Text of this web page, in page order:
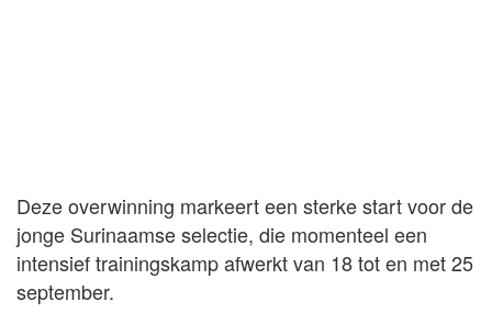
Deze overwinning markeert een sterke start voor de
jonge Surinaamse selectie, die momenteel een
intensief trainingskamp afwerkt van 18 tot en met 25
september.